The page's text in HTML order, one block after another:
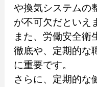
や換気システムの
が不可欠だといえ
また、労働安全衛
徹底や、定期的な
に重要です。
さらに、定期的な